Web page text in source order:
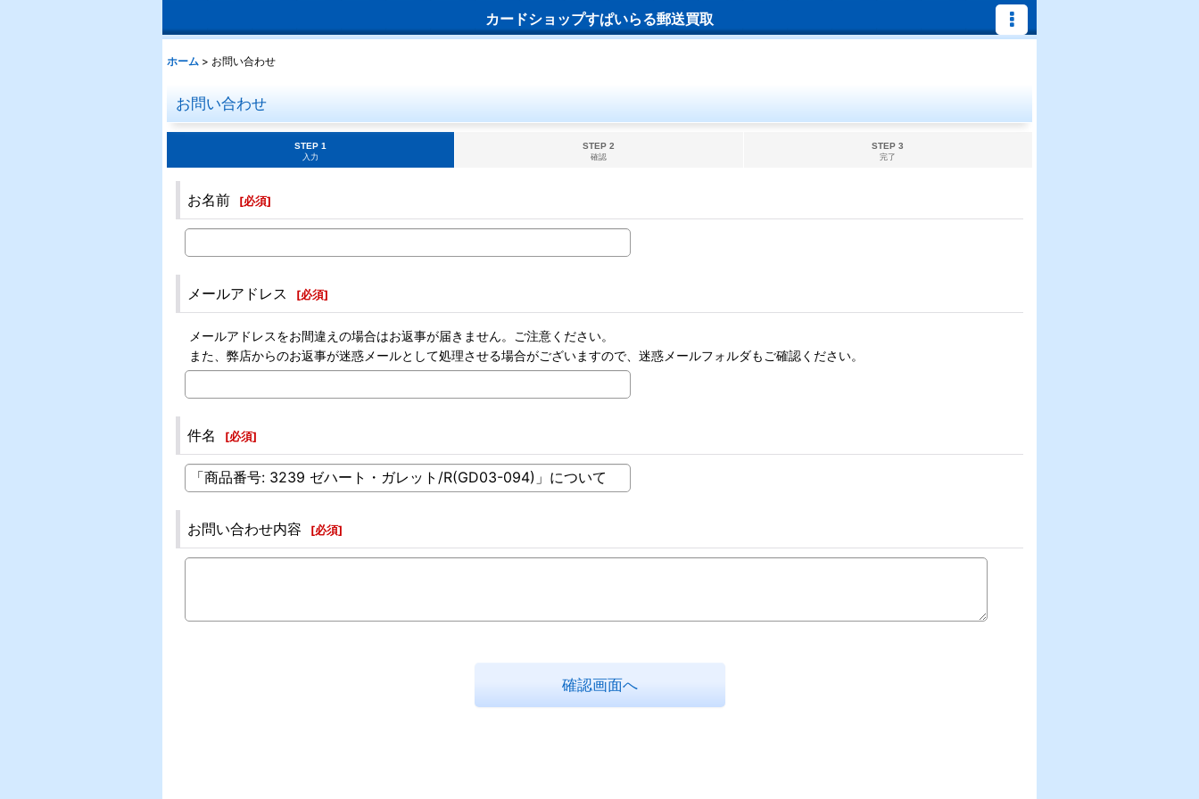
カードショップすぱいらる郵送買取
ホーム > お問い合わせ
お問い合わせ
STEP 1
入力
STEP 2
確認
STEP 3
完了
お名前 [必須]
メールアドレス [必須]
メールアドレスをお間違えの場合はお返事が届きません。ご注意ください。
また、弊店からのお返事が迷惑メールとして処理させる場合がございますので、迷惑メールフォルダもご確認ください。
件名 [必須]
お問い合わせ内容 [必須]
確認画面へ